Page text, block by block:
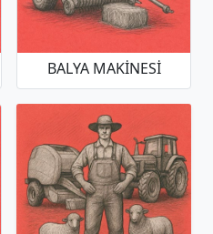
BALYA MAKINESI